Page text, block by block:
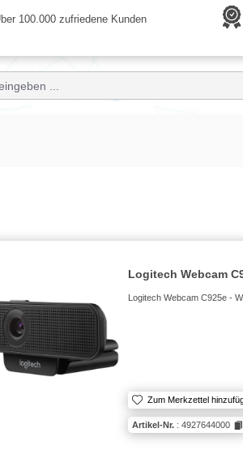
100.000 zufriedene Kunden
Logitech Webcam
Logitech Webcam C925e -
Zum Merkzettel
Artikel-Nr. : 4927644000